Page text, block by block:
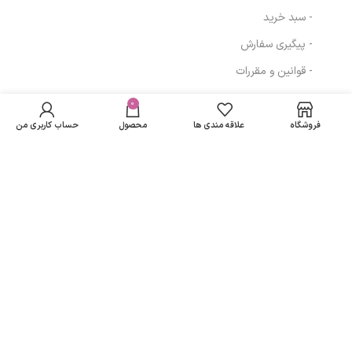
- سبد خرید
- پیگیری سفارش
- قوانین و مقررات
مسیرهای ارتباطی
پوست چرب و مختلط حجم
تومان
باشد فروشگاه علاقه مندی ها
0
محصول حساب کاربری من